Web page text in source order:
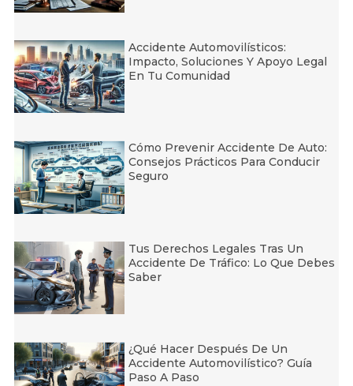
Accidente Automovilísticos:
Impacto, Soluciones Y Apoyo Legal
En Tu Comunidad
Cómo Prevenir Accidente De Auto:
Consejos Prácticos Para Conducir
Seguro
Tus Derechos Legales Tras Un
Accidente De Tráfico: Lo Que Debes
Saber
¿Qué Hacer Después De Un
Accidente Automovilístico? Guía
Paso A Paso